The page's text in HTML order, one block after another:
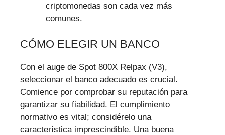
criptomonedas son cada vez más
comunes.
CÓMO ELEGIR UN BANCO
Con el auge de Spot 800X Relpax (V3),
seleccionar el banco adecuado es crucial.
Comience por comprobar su reputación para
garantizar su fiabilidad. El cumplimiento
normativo es vital; considérelo una
característica imprescindible. Una buena